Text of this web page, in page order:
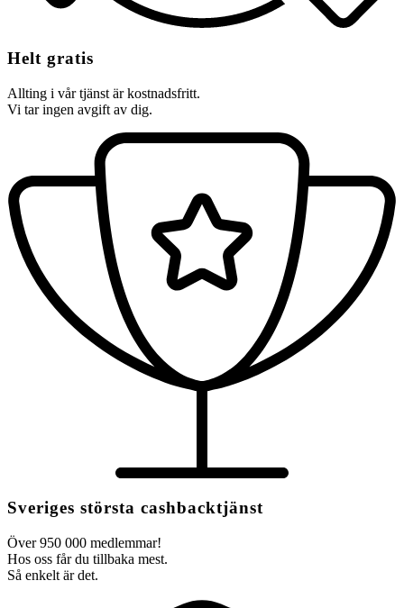
Helt gratis
Allting i vår tjänst är kostnadsfritt.
Vi tar ingen avgift av dig.
Sveriges största cashbacktjänst
Över 950 000 medlemmar!
Hos oss får du tillbaka mest.
Så enkelt är det.